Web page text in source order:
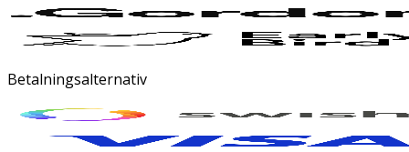
Betalningsalternativ